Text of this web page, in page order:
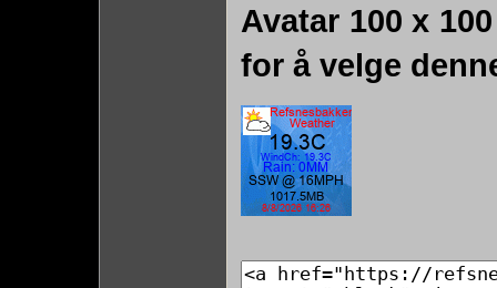
Avatar 100 x
for å velge